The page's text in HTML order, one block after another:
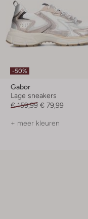
-50%
Gabor
Lage sneakers
€ 159,99 € 79,99
+ meer kleuren